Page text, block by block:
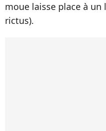
moue laisse place à
rictus).